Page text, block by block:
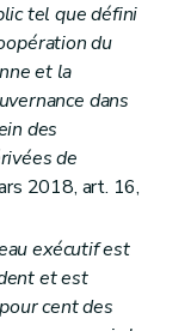
tel que défini
du
et la
dans
des
de
2018, art. 16,
exécutif est
et est
cent des